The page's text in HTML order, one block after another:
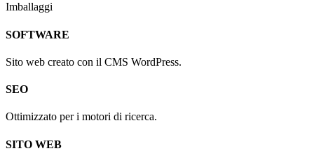
Imballaggi
SOFTWARE
Sito web creato con il CMS WordPress.
SEO
Ottimizzato per i motori di ricerca.
SITO WEB